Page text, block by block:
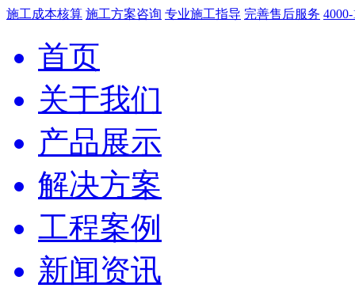
施工成本核算 施工方案咨询 专业施工指导 完善售后服务
首页
关于我们
产品展示
解决方案
工程案例
新闻资讯